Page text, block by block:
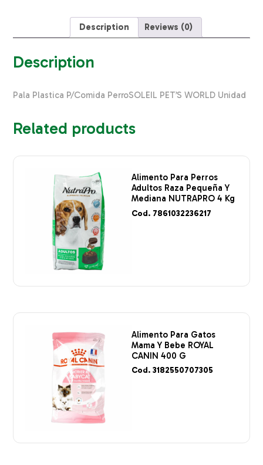
Description Reviews (0)
Description
Pala Plastica P/Comida PerroSOLEIL PET’S WORLD Unidad
Related products
Alimento Para Perros
Adultos Raza Pequeña Y
Mediana NUTRAPRO 4 Kg
Cod. 7861032236217
Alimento Para Gatos
Mama Y Bebe ROYAL
CANIN 400 G
Cod. 3182550707305